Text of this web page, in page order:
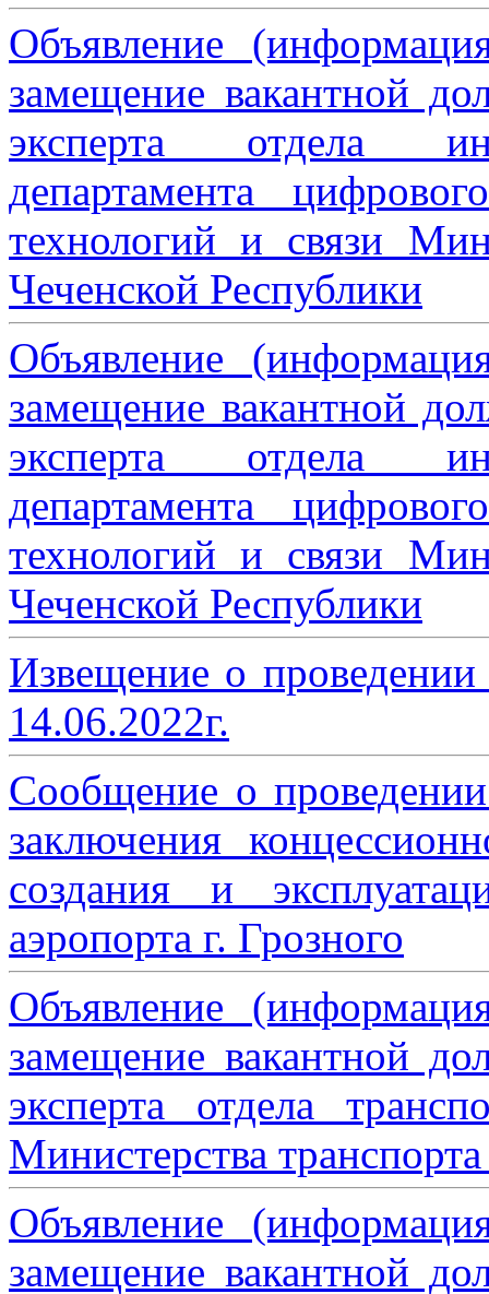
Объявление
замещение вакантной
эксперта отдела
департамента
технологий и связи
Чеченской Республики
Объявление
замещение вакантной
эксперта отдела
департамента
технологий и связи
Чеченской Республики
Извещение о
14.06.2022г.
Сообщение о
заключения
создания и
аэропорта г. Грозного
Объявление
замещение вакантной
эксперта отдела
Министерства
Объявление
замещение вакантной